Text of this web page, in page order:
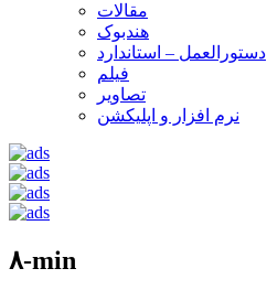
مقالات
هندبوک
دستورالعمل – استاندارد
فیلم
تصاویر
نرم افزار و اپلیکشن
۸-min